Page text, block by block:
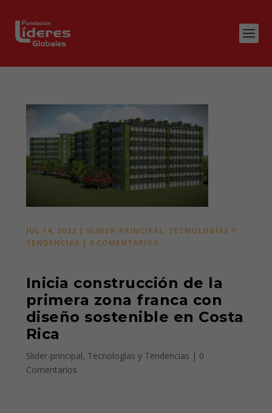
JUL 14, 2022 | SLIDER-PRINCIPAL, TECNOLOGÍAS Y
TENDENCIAS | 0 COMENTARIOS
Inicia construcción de la
primera zona franca con
diseño sostenible en Costa
Rica
Slider-principal, Tecnologías y Tendencias | 0
Comentarios